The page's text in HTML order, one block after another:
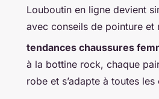
Louboutin en ligne devient
avec conseils de pointure et
tendances chaussures
à la bottine rock, chaque
robe et s’adapte à toutes